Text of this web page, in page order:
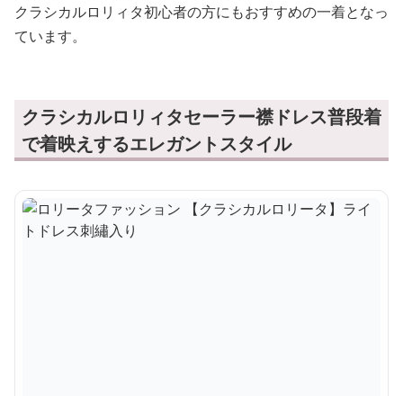
クラシカルロリィタ初心者の方にもおすすめの一着となっ
ています。
クラシカルロリィタセーラー襟ドレス普段着
で着映えするエレガントスタイル